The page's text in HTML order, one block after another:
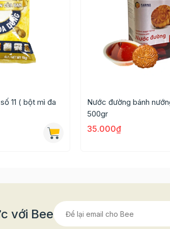
11 ( bột mì đa
Nước đường bánh
500gr
35.000₫
với Bee